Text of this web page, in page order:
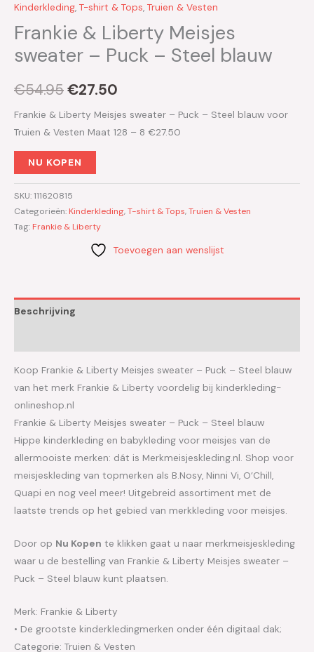
Kinderkleding, T-shirt & Tops, Truien & Vesten
Frankie & Liberty Meisjes
sweater – Puck – Steel blauw
€54.95€27.50
Frankie & Liberty Meisjes sweater – Puck – Steel blauw voor
Truien & Vesten Maat 128 – 8 €27.50
NU KOPEN
SKU:111620815
Categorieën: Kinderkleding,T-shirt & Tops,Truien & Vesten
Tag: Frankie & Liberty
Toevoegen aan wenslijst
Beschrijving
Koop Frankie & Liberty Meisjes sweater – Puck – Steel blauw
van het merk Frankie & Liberty voordelig bij kinderkleding-
onlineshop.nl
Frankie & Liberty Meisjes sweater – Puck – Steel blauw
Hippe kinderkleding en babykleding voor meisjes van de
allermooiste merken: dát is Merkmeisjeskleding.nl. Shop voor
meisjeskleding van topmerken als B.Nosy, Ninni Vi, O’Chill,
Quapi en nog veel meer! Uitgebreid assortiment met de
laatste trends op het gebied van merkkleding voor meisjes.
Door op Nu Kopen te klikken gaat u naar merkmeisjeskleding
waar u de bestelling van Frankie & Liberty Meisjes sweater –
Puck – Steel blauw kunt plaatsen.
Merk: Frankie & Liberty
• De grootste kinderkledingmerken onder één digitaal dak;
Categorie: Truien & Vesten